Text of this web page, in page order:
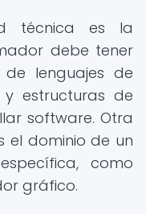
técnica es la
debe tener
de lenguajes de
estructuras de
software. Otra
el dominio de un
como
gráfico.